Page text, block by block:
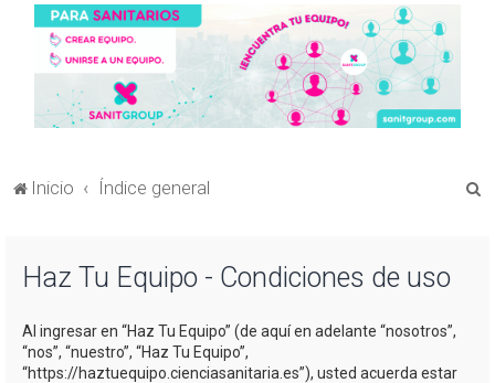
Inicio Índice general
Haz Tu Equipo - Condiciones de uso
Al ingresar en “Haz Tu Equipo” (de aquí en adelante “nosotros”,
“nos”, “nuestro”, “Haz Tu Equipo”,
“https://haztuequipo.cienciasanitaria.es”), usted acuerda estar